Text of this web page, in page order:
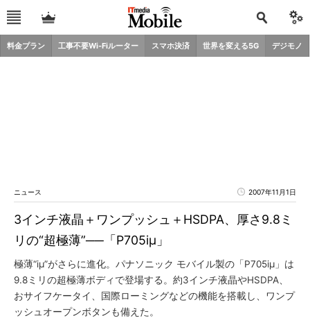
料金プラン 工事不要Wi-Fiルーター スマホ決済 世界を変える5G デジモノ
ニュース 2007年11月1日
3インチ液晶＋ワンプッシュ＋HSDPA、厚さ9.8ミ
リの“超極薄”──「P705iμ」
極薄“iμ”がさらに進化。パナソニック モバイル製の「P705iμ」は
9.8ミリの超極薄ボディで登場する。約3インチ液晶やHSDPA、
おサイフケータイ、国際ローミングなどの機能を搭載し、ワンプ
ッシュオープンボタンも備えた。